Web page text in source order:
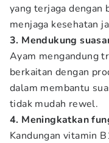
yang terjaga dengan
menjaga kesehatan
3. Mendukung
Ayam mengandung
berkaitan dengan
dalam membantu
tidak mudah rewel.
4. Meningkatkan
Kandungan vitamin